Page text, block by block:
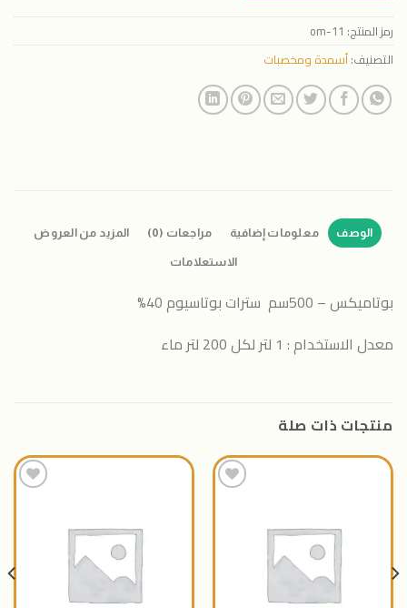
رمز المنتج: 11-om
التصنيف:أسمدة ومخصبات
الوصف معلومات إضافية مراجعات (0) المزيد من العروض
الاستعلامات
بوتاميكس – 500سم سترات بوتاسيوم 40%
معدل الاستخدام : 1 لتر لكل 200 لتر ماء
منتجات ذات صلة
المفضلة